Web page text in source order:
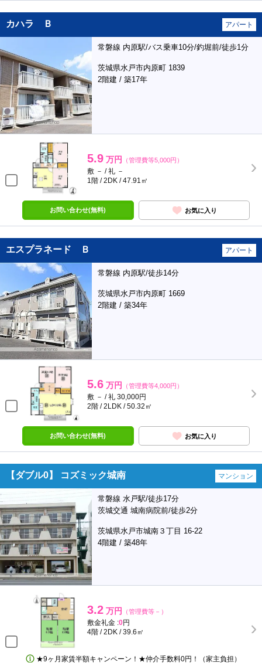
カハラ Ｂ アパート
常磐線 内原駅/バス乗車10分/釣堀前/徒歩1分
茨城県水戸市内原町 1839
2階建 / 築17年
5.9 万円 （管理費等5,000円）
敷 － / 礼 －
1階 / 2DK / 47.91㎡
お問い合わせ(無料) お気に入り
エスプラネード Ｂ アパート
常磐線 内原駅/徒歩14分
茨城県水戸市内原町 1669
2階建 / 築34年
5.6 万円 （管理費等4,000円）
敷 － / 礼 30,000円
2階 / 2LDK / 50.32㎡
お問い合わせ(無料) お気に入り
【ダブル0】 コズミック城南 マンション
常磐線 水戸駅/徒歩17分
茨城交通 城南病院前/徒歩2分
茨城県水戸市城南３丁目 16-22
4階建 / 築48年
3.2 万円 （管理費等－）
敷金礼金 :0円
4階 / 2DK / 39.6㎡
★9ヶ月家賃半額キャンペーン！★仲介手数料0円！（家主負担）